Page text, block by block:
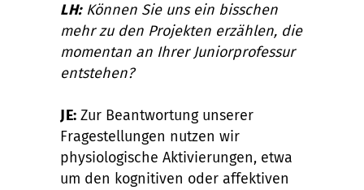
LH:Können Sie uns ein bisschen
mehr zu den Projekten erzählen, die
momentan an Ihrer Juniorprofessur
entstehen?
JE:Zur Beantwortung unserer
Fragestellungen nutzen wir
physiologische Aktivierungen, etwa
um den kognitiven oder affektiven